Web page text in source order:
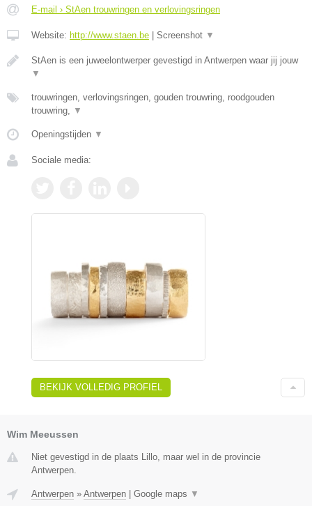
E-mail › StAen trouwringen en verlovingsringen
Website: http://www.staen.be Screenshot ▼
StAen is een juweelontwerper gevestigd in Antwerpen waar jij jouw
▼
trouwringen, verlovingsringen, gouden trouwring, roodgouden
trouwring, ▼
Openingstijden ▼
Sociale media:
BEKIJK VOLLEDIG PROFIEL
Wim Meeussen
Niet gevestigd in de plaats Lillo, maar wel in de provincie
Antwerpen.
Antwerpen » Antwerpen | Google maps ▼